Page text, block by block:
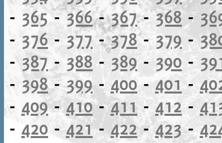
- 365-366-367-368-
- 376 - 377-378- 379 -
-387 -388 - 389 - 390 -
- 398-399-400 - 401 -
- 409-410-411- 412-
- 420 -421- 422-423-